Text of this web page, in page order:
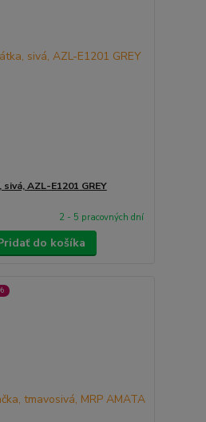
AZL-E1201 GREY
2 - 5 pracovných dní
do košíka